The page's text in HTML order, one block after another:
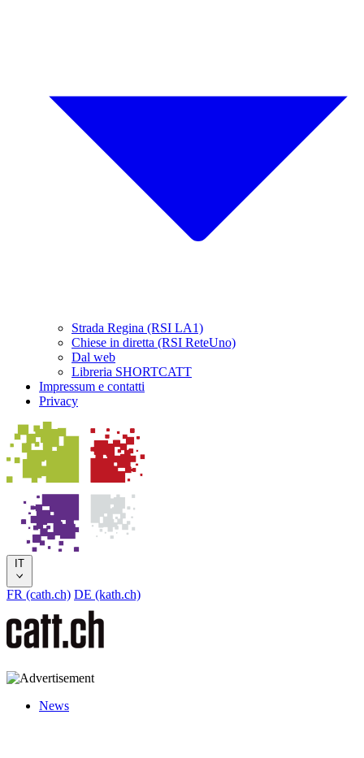
Strada Regina (RSI LA1)
Chiese in diretta (RSI ReteUno)
Dal web
Libreria SHORTCATT
Impressum e contatti
Privacy
IT
FR (cath.ch) DE (kath.ch)
News